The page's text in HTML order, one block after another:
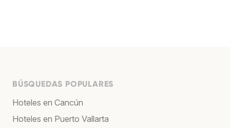
BÚSQUEDAS POPULARES
Hoteles en Cancún
Hoteles en Puerto Vallarta